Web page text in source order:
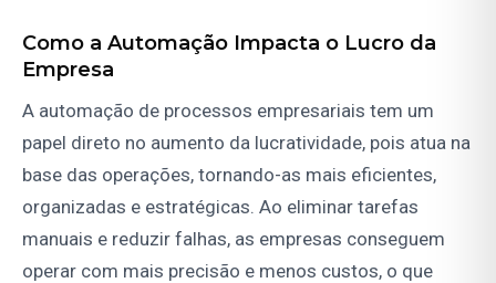
Como a Automação Impacta o Lucro da
Empresa
A automação de processos empresariais tem um
papel direto no aumento da lucratividade, pois atua na
base das operações, tornando-as mais eficientes,
organizadas e estratégicas. Ao eliminar tarefas
manuais e reduzir falhas, as empresas conseguem
operar com mais precisão e menos custos, o que